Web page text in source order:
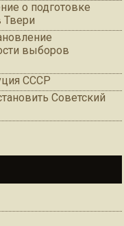
о подготовке
Твери
выборов
СССР
Советский